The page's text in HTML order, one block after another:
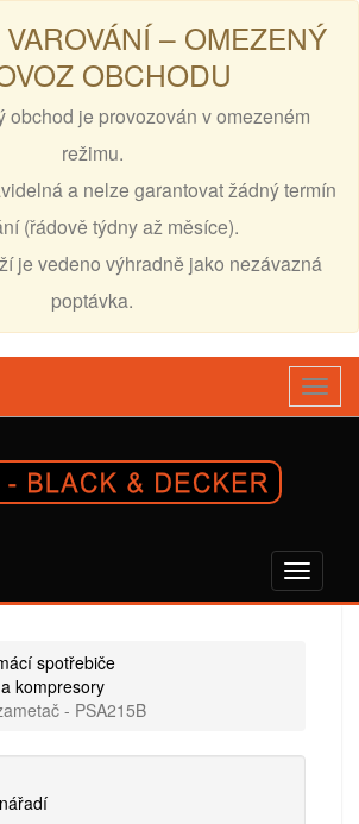
– OMEZENÝ
OBCHODU
obchod je provozován v omezeném
režimu.
a nelze garantovat žádný termín
(řádově týdny až měsíce).
je vedeno výhradně jako nezávazná
poptávka.
spotřebiče
kompresory
- PSA215B